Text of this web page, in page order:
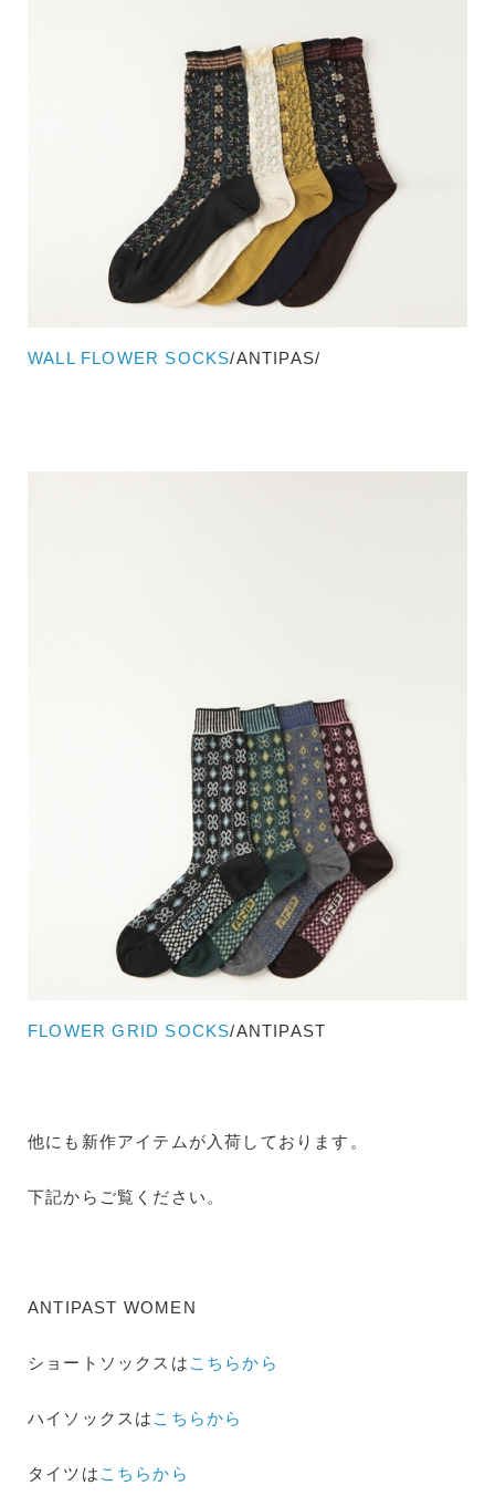
WALL FLOWER SOCKS/ANTIPAS/
FLOWER GRID SOCKS/ANTIPAST
他にも新作アイテムが入荷しております。
下記からご覧ください。
ANTIPAST WOMEN
ショートソックスは こちらから
ハイソックスは こちらから
タイツは こちらから